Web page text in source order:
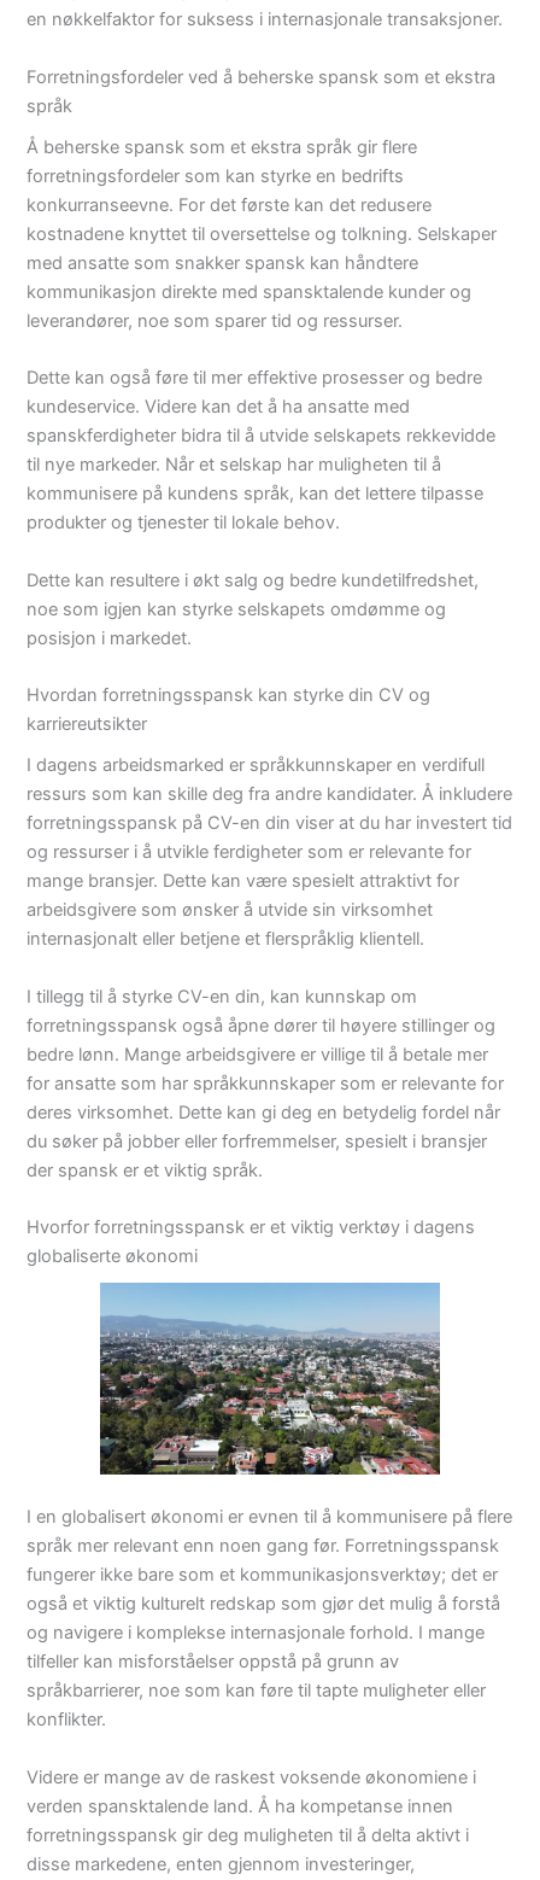
en nøkkelfaktor for suksess i internasjonale transaksjoner.
Forretningsfordeler ved å beherske spansk som et ekstra
språk
Å beherske spansk som et ekstra språk gir flere
forretningsfordeler som kan styrke en bedrifts
konkurranseevne. For det første kan det redusere
kostnadene knyttet til oversettelse og tolkning. Selskaper
med ansatte som snakker spansk kan håndtere
kommunikasjon direkte med spansktalende kunder og
leverandører, noe som sparer tid og ressurser.
Dette kan også føre til mer effektive prosesser og bedre
kundeservice. Videre kan det å ha ansatte med
spanskferdigheter bidra til å utvide selskapets rekkevidde
til nye markeder. Når et selskap har muligheten til å
kommunisere på kundens språk, kan det lettere tilpasse
produkter og tjenester til lokale behov.
Dette kan resultere i økt salg og bedre kundetilfredshet,
noe som igjen kan styrke selskapets omdømme og
posisjon i markedet.
Hvordan forretningsspansk kan styrke din CV og
karriereutsikter
I dagens arbeidsmarked er språkkunnskaper en verdifull
ressurs som kan skille deg fra andre kandidater. Å inkludere
forretningsspansk på CV-en din viser at du har investert tid
og ressurser i å utvikle ferdigheter som er relevante for
mange bransjer. Dette kan være spesielt attraktivt for
arbeidsgivere som ønsker å utvide sin virksomhet
internasjonalt eller betjene et flerspråklig klientell.
I tillegg til å styrke CV-en din, kan kunnskap om
forretningsspansk også åpne dører til høyere stillinger og
bedre lønn. Mange arbeidsgivere er villige til å betale mer
for ansatte som har språkkunnskaper som er relevante for
deres virksomhet. Dette kan gi deg en betydelig fordel når
du søker på jobber eller forfremmelser, spesielt i bransjer
der spansk er et viktig språk.
Hvorfor forretningsspansk er et viktig verktøy i dagens
globaliserte økonomi
I en globalisert økonomi er evnen til å kommunisere på flere
språk mer relevant enn noen gang før. Forretningsspansk
fungerer ikke bare som et kommunikasjonsverktøy; det er
også et viktig kulturelt redskap som gjør det mulig å forstå
og navigere i komplekse internasjonale forhold. I mange
tilfeller kan misforståelser oppstå på grunn av
språkbarrierer, noe som kan føre til tapte muligheter eller
konflikter.
Videre er mange av de raskest voksende økonomiene i
verden spansktalende land. Å ha kompetanse innen
forretningsspansk gir deg muligheten til å delta aktivt i
disse markedene, enten gjennom investeringer,